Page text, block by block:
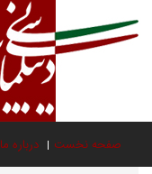
صفحه نخست درباره ما